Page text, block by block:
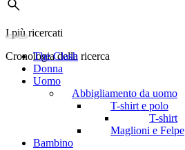
I più ricercati
Cronologia della ricerca
The Clash
Donna
Uomo
Abbigliamento da uomo
T-shirt e polo
T-shirt
Maglioni e Felpe
Bambino